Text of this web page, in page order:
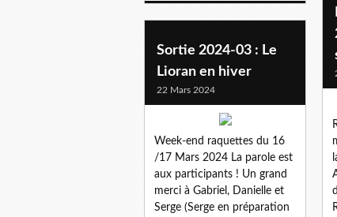
Sortie 2024-03 : Le
Lioran en hiver
22 Mars 2024
Week-end raquettes du 16
/17 Mars 2024 La parole est
aux participants ! Un grand
merci à Gabriel, Danielle et
Serge (Serge en préparation